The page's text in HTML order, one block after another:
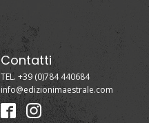
Contatti
TEL. +39 (0)784 440684
info@edizionimaestrale.com